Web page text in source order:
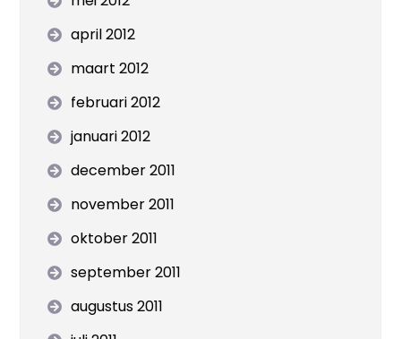
april 2012
maart 2012
februari 2012
januari 2012
december 2011
november 2011
oktober 2011
september 2011
augustus 2011